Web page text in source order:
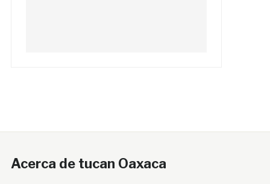
Acerca de tucan Oaxaca